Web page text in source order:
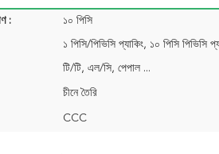
: ১০ পিসি
টি/টি, এল/সি, পেপাল ...
চীনে তৈরি
CCC